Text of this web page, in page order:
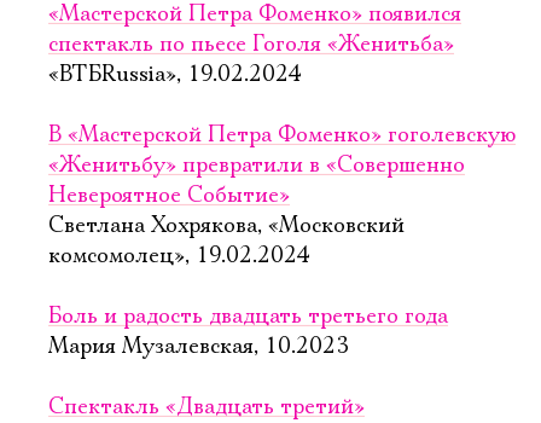
«Мастерской Петра Фоменко» появился
спектакль по пьесе Гоголя «Женитьба»
«ВТБRussia», 19.02.2024
В «Мастерской Петра Фоменко» гоголевскую
«Женитьбу» превратили в «Совершенно
Невероятное Событие»
Светлана Хохрякова, «Московский
комсомолец», 19.02.2024
Боль и радость двадцать третьего года
Мария Музалевская, 10.2023
Спектакль «Двадцать третий»